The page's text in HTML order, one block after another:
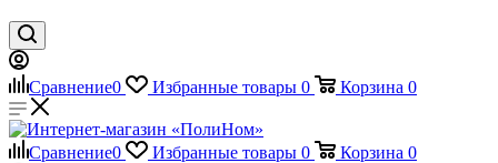
Сравнение0 Избранные товары 0 Корзина 0
Сравнение0 Избранные товары 0 Корзина 0